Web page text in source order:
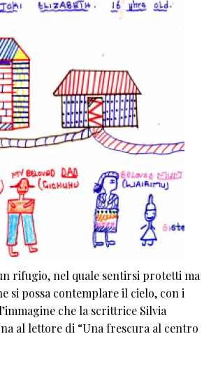
rifugio, nel quale sentirsi protetti ma
si possa contemplare il cielo, con i
che la scrittrice Silvia
al lettore di “Una frescura al centro